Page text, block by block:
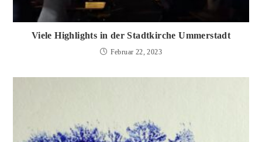
Viele Highlights in der Stadtkirche Ummerstadt
Februar 22, 2023